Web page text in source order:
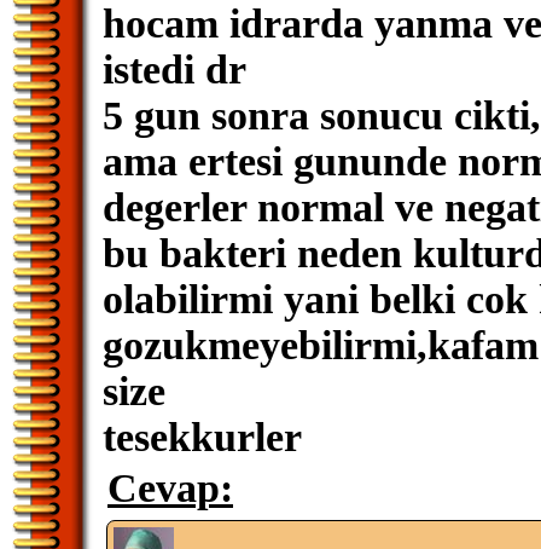
hocam idrarda yanma
istedi dr
5 gun sonra sonucu
ama ertesi gununde
degerler normal ve
bu bakteri neden
olabilirmi yani belki cok
size
tesekkurler
Cevap: